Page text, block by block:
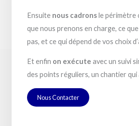
Ensuite nous cadronsle périmètre
que nous prenons en charge, ce
pas, et ce qui dépend de vos choix
Et enfin on exécute avec un suivi
des points réguliers, un chantier qui
Nous Contacter